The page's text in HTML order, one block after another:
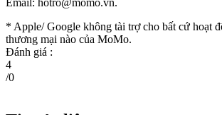
Email: hotro@momo.vn.
* Apple/ Google không tài trợ cho bất cứ hoạt
thương mại nào của MoMo.
Đánh giá :
4
/0